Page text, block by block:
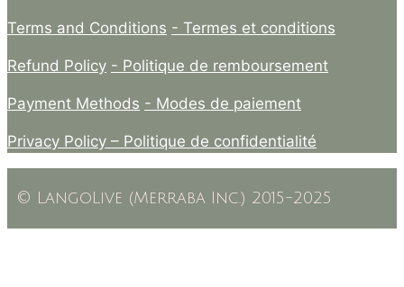
Terms and Conditions - Termes et conditions
Refund Policy - Politique de remboursement
Payment Methods - Modes de paiement
Privacy Policy – Politique de confidentialité
© LangoLive (Merraba Inc.) 2015-2025